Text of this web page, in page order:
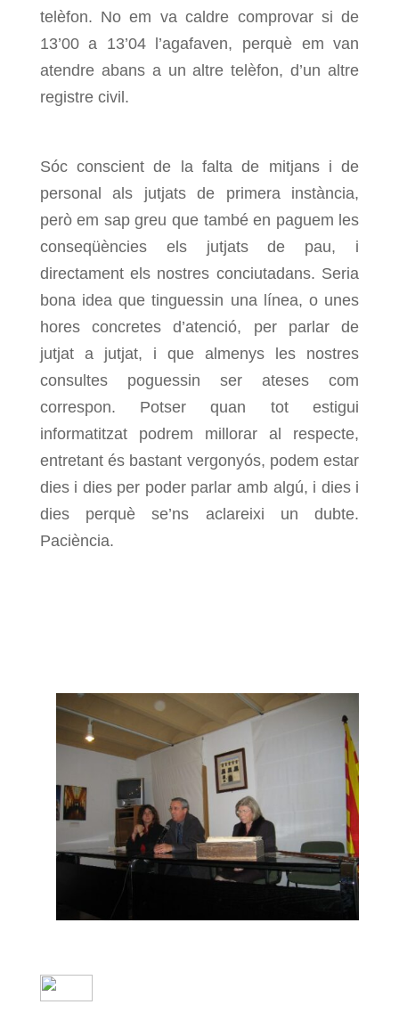
telèfon. No em va caldre comprovar si de
13’00 a 13’04 l’agafaven, perquè em van
atendre abans a un altre telèfon, d’un altre
registre civil.
Sóc conscient de la falta de mitjans i de
personal als jutjats de primera instància,
però em sap greu que també en paguem les
conseqüències els jutjats de pau, i
directament els nostres conciutadans. Seria
bona idea que tinguessin una línea, o unes
hores concretes d’atenció, per parlar de
jutjat a jutjat, i que almenys les nostres
consultes poguessin ser ateses com
correspon. Potser quan tot estigui
informatitzat podrem millorar al respecte,
entretant és bastant vergonyós, podem estar
dies i dies per poder parlar amb algú, i dies i
dies perquè se’ns aclareixi un dubte.
Paciència.